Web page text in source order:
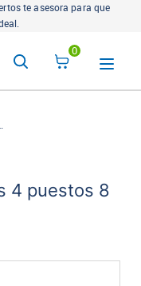
te asesora para que
0
4 puestos 8